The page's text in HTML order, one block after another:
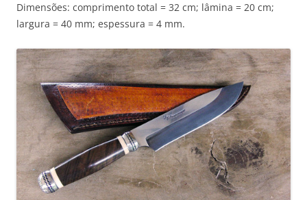
Dimensões: comprimento total = 32 cm; lâmina = 20 cm;
largura = 40 mm; espessura = 4 mm.